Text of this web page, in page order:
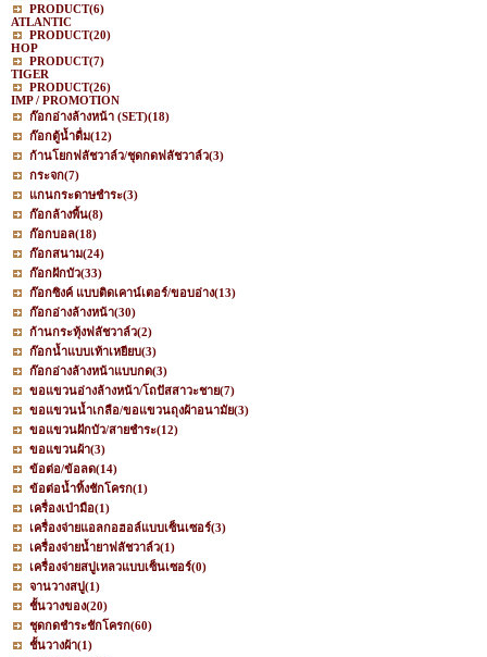
PRODUCT(6)
ATLANTIC
PRODUCT(20)
HOP
PRODUCT(7)
TIGER
PRODUCT(26)
IMP / PROMOTION
ก๊อกอ่างล้างหน้า (SET)(18)
ก๊อกตู้น้ำดื่ม(12)
ก้านโยกฟลัชวาล์ว/ชุดกดฟลัชวาล์ว(3)
กระจก(7)
แกนกระดาษชำระ(3)
ก๊อกล้างพื้น(8)
ก๊อกบอล(18)
ก๊อกสนาม(24)
ก๊อกฝักบัว(33)
ก๊อกซิงค์ แบบติดเคาน์เตอร์/ขอบอ่าง(13)
ก๊อกอ่างล้างหน้า(30)
ก้านกระทุ้งฟลัชวาล์ว(2)
ก๊อกน้ำแบบเท้าเหยียบ(3)
ก๊อกอ่างล้างหน้าแบบกด(3)
ขอแขวนอ่างล้างหน้า/โถปัสสาวะชาย(7)
ขอแขวนน้ำเกลือ/ขอแขวนถุงผ้าอนามัย(3)
ขอแขวนฝักบัว/สายชำระ(12)
ขอแขวนผ้า(3)
ข้อต่อ/ข้อลด(14)
ข้อต่อน้ำทิ้งชักโครก(1)
เครื่องเป่ามือ(1)
เครื่องจ่ายแอลกอฮอล์แบบเซ็นเซอร์(3)
เครื่องจ่ายน้ำยาฟลัชวาล์ว(1)
เครื่องจ่ายสบู่เหลวแบบเซ็นเซอร์(0)
จานวางสบู่(1)
ชั้นวางของ(20)
ชุดกดชำระชักโครก(60)
ชั้นวางผ้า(1)